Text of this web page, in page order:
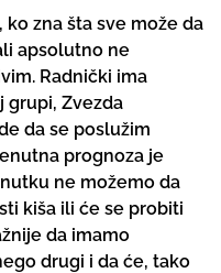
ko zna šta sve može da
apsolutno ne
Radnički ima
grupi, Zvezda
da se poslužim
prognoza je
ne možemo da
kiša ili će se probiti
da imamo
drugi i da će, tako